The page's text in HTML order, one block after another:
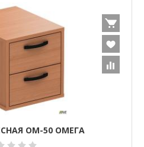
ОМ-50 ОМЕГА